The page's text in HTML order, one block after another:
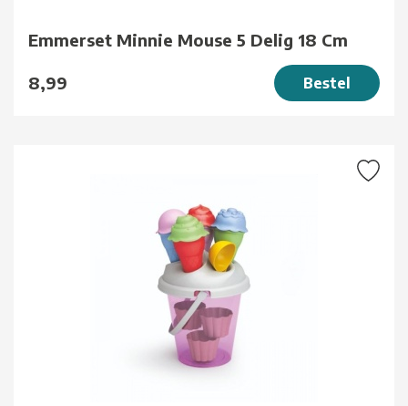
Emmerset Minnie Mouse 5 Delig 18 Cm
8,99 Bestel